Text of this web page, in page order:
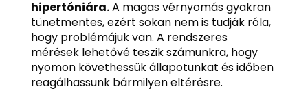
hipertóniára.A magas vérnyomás gyakran
tünetmentes, ezért sokan nem is tudják róla,
hogy problémájuk van. A rendszeres
mérések lehetővé teszik számunkra, hogy
nyomon követhessük állapotunkat és időben
reagálhassunk bármilyen eltérésre.